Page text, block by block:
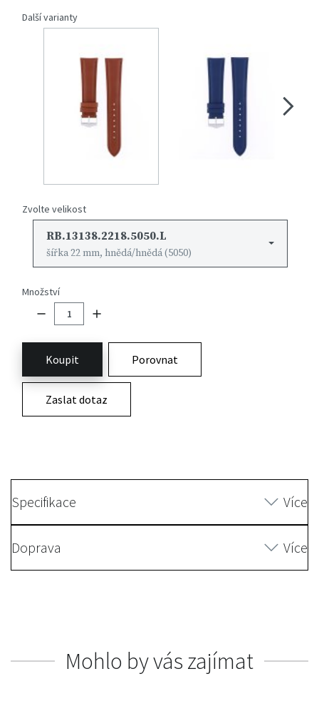
Další varianty
Zvolte velikost
RB.13138.2218.5050.L
šířka 22 mm, hnědá/hnědá (5050)
Množství
Koupit Porovnat
Zaslat dotaz
Specifikace Více
Doprava Více
Mohlo by vás zajímat